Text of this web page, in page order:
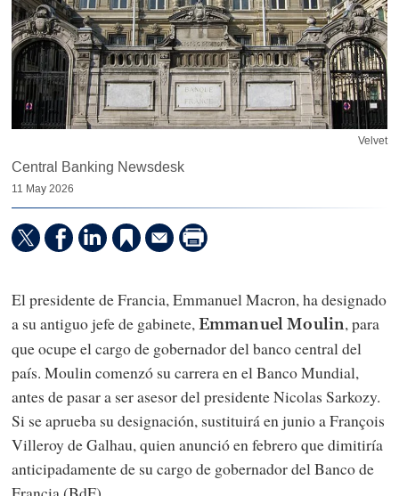
Velvet
Central Banking Newsdesk
11 May 2026
El presidente de Francia, Emmanuel Macron, ha designado
a su antiguo jefe de gabinete, Emmanuel Moulin, para
que ocupe el cargo de gobernador del banco central del
país. Moulin comenzó su carrera en el Banco Mundial,
antes de pasar a ser asesor del presidente Nicolas Sarkozy.
Si se aprueba su designación, sustituirá en junio a François
Villeroy de Galhau, quien anunció en febrero que dimitiría
anticipadamente de su cargo de gobernador del Banco de